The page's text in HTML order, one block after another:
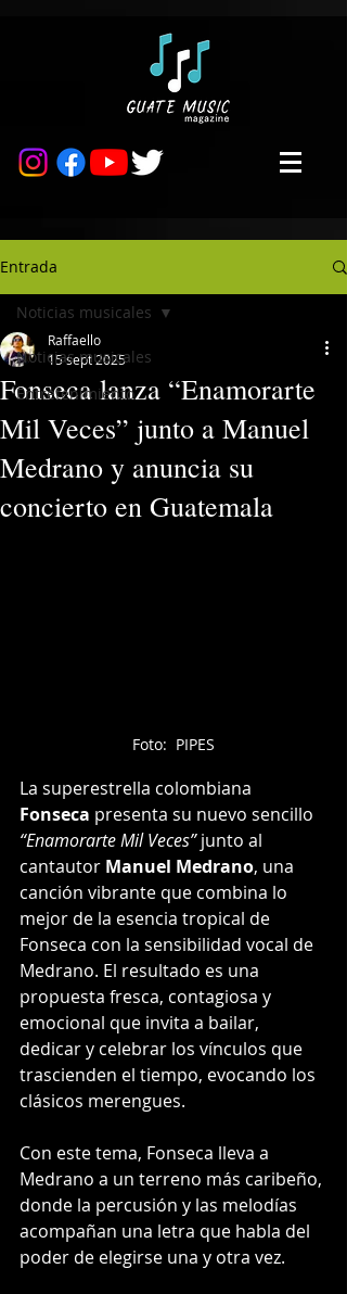
Entrada
Noticias musicales
Entretenimiento
Noticias musicales
Fonseca lanza “Enamorarte
Mil Veces” junto a Manuel
Medrano y anuncia su
concierto en Guatemala
Raffaello
15 sept 2025
Foto:  PIPES
La superestrella colombiana
Fonseca presenta su nuevo sencillo
“Enamorarte Mil Veces” junto al
cantautor Manuel Medrano, una
canción vibrante que combina lo
mejor de la esencia tropical de
Fonseca con la sensibilidad vocal de
Medrano. El resultado es una
propuesta fresca, contagiosa y
emocional que invita a bailar,
dedicar y celebrar los vínculos que
trascienden el tiempo, evocando los
clásicos merengues.
Con este tema, Fonseca lleva a
Medrano a un terreno más caribeño,
donde la percusión y las melodías
acompañan una letra que habla del
poder de elegirse una y otra vez.